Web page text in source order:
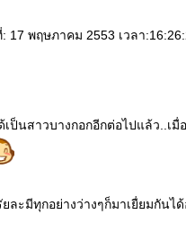
17 พฤษภาคม 2553 เวลา
เป็นสาวบางกอกอีกต่อไปแล้ว..เ
ะมีทุกอย่างว่างๆก็มาเยื่ยมกันได้